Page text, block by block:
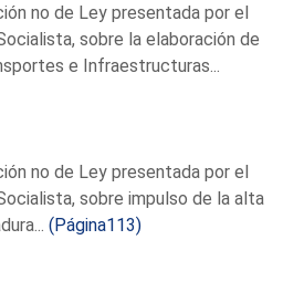
no de Ley presentada por el
sobre la elaboración de
e Infraestructuras...
no de Ley presentada por el
sobre impulso de la alta
(Página113)